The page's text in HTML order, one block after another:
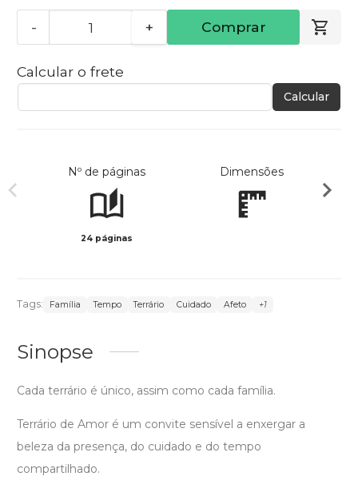
- + Comprar
Calcular o frete
Calcular
Nº de páginas
24 páginas
Dimensões
Tags: Família Tempo Terrário Cuidado Afeto +1
Sinopse
Cada terrário é único, assim como cada família.
Terrário de Amor é um convite sensível a enxergar a
beleza da presença, do cuidado e do tempo
compartilhado.